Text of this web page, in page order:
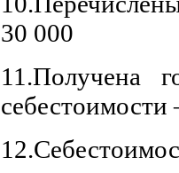
30 000
11.Получена
себестоимости